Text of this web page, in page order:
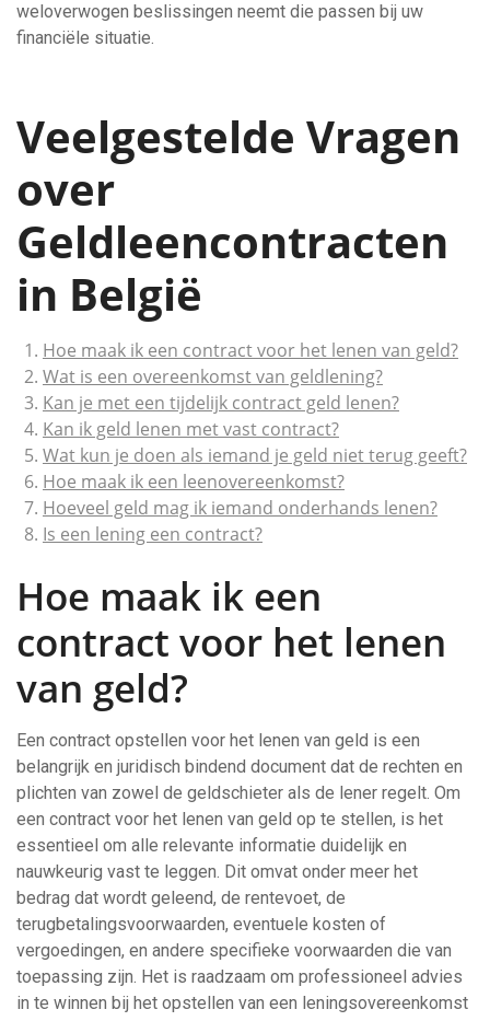
weloverwogen beslissingen neemt die passen bij uw
financiële situatie.
Veelgestelde Vragen
over
Geldleencontracten
in België
Hoe maak ik een contract voor het lenen van geld?
Wat is een overeenkomst van geldlening?
Kan je met een tijdelijk contract geld lenen?
Kan ik geld lenen met vast contract?
Wat kun je doen als iemand je geld niet terug geeft?
Hoe maak ik een leenovereenkomst?
Hoeveel geld mag ik iemand onderhands lenen?
Is een lening een contract?
Hoe maak ik een
contract voor het lenen
van geld?
Een contract opstellen voor het lenen van geld is een
belangrijk en juridisch bindend document dat de rechten en
plichten van zowel de geldschieter als de lener regelt. Om
een contract voor het lenen van geld op te stellen, is het
essentieel om alle relevante informatie duidelijk en
nauwkeurig vast te leggen. Dit omvat onder meer het
bedrag dat wordt geleend, de rentevoet, de
terugbetalingsvoorwaarden, eventuele kosten of
vergoedingen, en andere specifieke voorwaarden die van
toepassing zijn. Het is raadzaam om professioneel advies
in te winnen bij het opstellen van een leningsovereenkomst